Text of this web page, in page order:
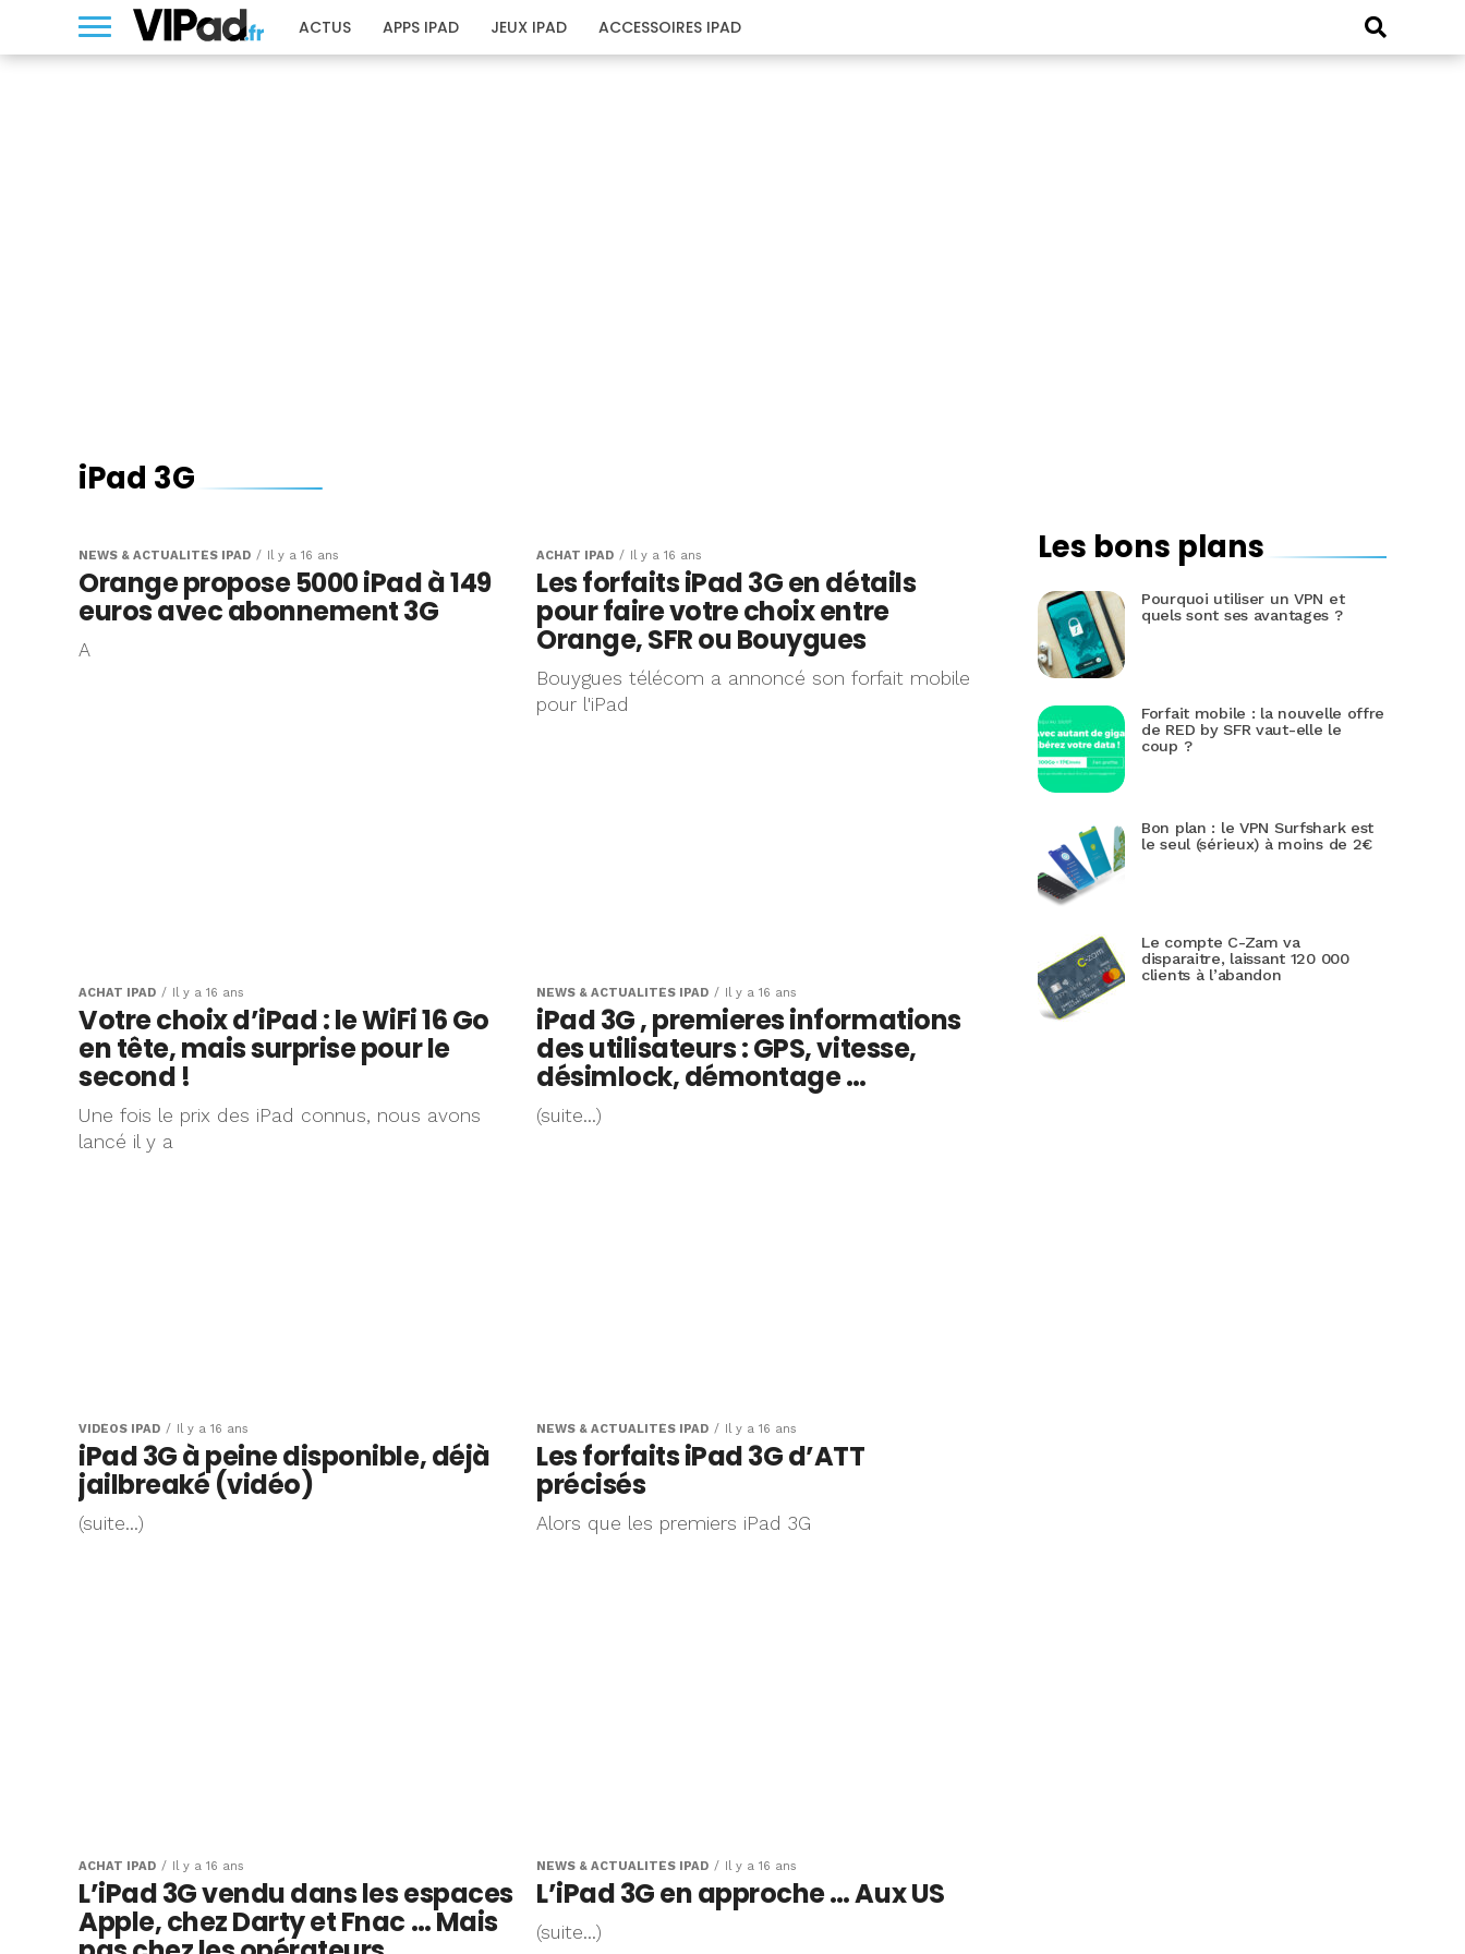
ACTUS APPS IPAD JEUX IPAD ACCESSOIRES IPAD
IPAD 3G
Orange et forfaits Let’s go :
un moyen de payer l’iPad 2
iPad 3G
NEWS & ACTUALITÉS IPAD Il y a 16 ans
Orange propose 5000 iPad à 149
euros avec abonnement 3G
A
ACHAT IPAD Il y a 16 ans
Les forfaits iPad 3G en détails
pour faire votre choix entre
Orange, SFR ou Bouygues
Bouygues télécom a annoncé son forfait mobile
pour l'iPad
ACHAT IPAD Il y a 16 ans
Votre choix d’iPad : le WiFi 16 Go
en tête, mais surprise pour le
second !
Une fois le prix des iPad connus, nous avons
lancé il y a
NEWS & ACTUALITÉS IPAD Il y a 16 ans
iPad 3G , premieres informations
des utilisateurs : GPS, vitesse,
désimlock, démontage …
(suite…)
VIDÉOS IPAD Il y a 16 ans
iPad 3G à peine disponible, déjà
jailbreaké (vidéo)
(suite…)
NEWS & ACTUALITÉS IPAD Il y a 16 ans
Les forfaits iPad 3G d’ATT
précisés
Alors que les premiers iPad 3G
ACHAT IPAD Il y a 16 ans
L’iPad 3G vendu dans les espaces
Apple, chez Darty et Fnac … Mais
NEWS & ACTUALITÉS IPAD Il y a 16 ans
L’iPad 3G en approche … Aux US
(suite…)
Les bons plans
Pourquoi utiliser un VPN et
quels sont ses avantages ?
Forfait mobile : la nouvelle offre
de RED by SFR vaut-elle le
coup ?
Bon plan : le VPN Surfshark est
le seul (sérieux) à moins de 2€
Le compte C-Zam va
disparaitre, laissant 120 000
clients à l’abandon